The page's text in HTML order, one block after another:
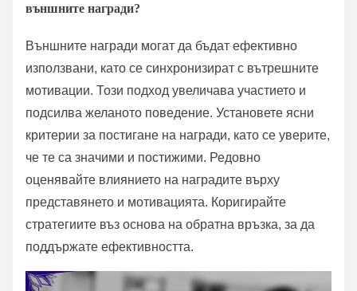
външните награди?
Външните награди могат да бъдат ефективно
използвани, като се синхронизират с вътрешните
мотивации. Този подход увеличава участието и
подсилва желаното поведение. Установете ясни
критерии за постигане на награди, като се уверите,
че те са значими и постижими. Редовно
оценявайте влиянието на наградите върху
представянето и мотивацията. Коригирайте
стратегиите въз основа на обратна връзка, за да
поддържате ефективността.